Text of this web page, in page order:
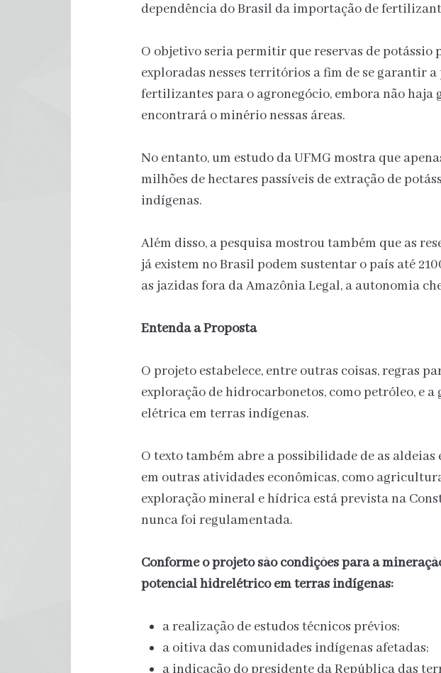
dependência do Brasil da importação de
O objetivo seria permitir que reservas de potássio
exploradas nesses territórios a fim de se garantir
fertilizantes para o agronegócio, embora não haja
encontrará o minério nessas áreas.
No entanto, um estudo da UFMGmostra que
milhões de hectares passíveis de extração de
indígenas.
Além disso, a pesquisa mostrou também que as
já existem no Brasil podem sustentar o país até
as jazidas fora da Amazônia Legal, a autonomia
Entenda a Proposta
O projeto estabelece, entre outras coisas, regras
exploração de hidrocarbonetos, como petróleo, e a
elétrica em terras indígenas.
O texto também abre a possibilidade de as
em outras atividades econômicas, como
exploração mineral e hídrica está prevista na
nunca foi regulamentada.
Conforme o projeto são condições para a
potencial hidrelétrico em terras indígenas:
a realização de estudos técnicos prévios;
a oitiva das comunidades indígenas afetadas;